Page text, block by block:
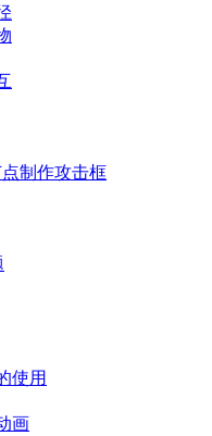
制作攻击框
使用
画